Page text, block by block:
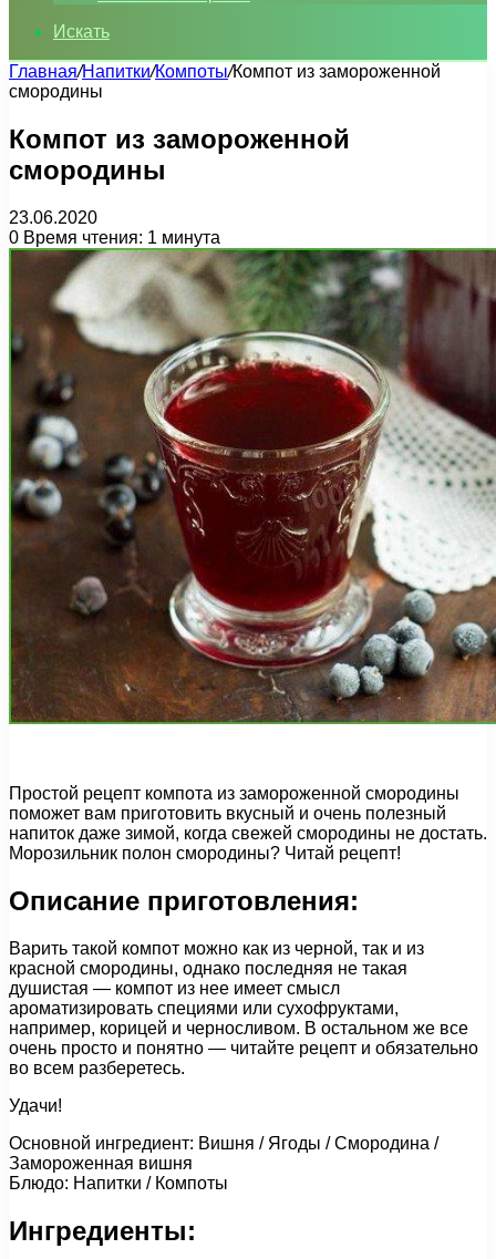
Искать
Главная/Напитки/Компоты/Компот из замороженной
смородины
Компот из замороженной
смородины
23.06.2020
0 Время чтения: 1 минута
Простой рецепт компота из замороженной смородины
поможет вам приготовить вкусный и очень полезный
напиток даже зимой, когда свежей смородины не достать.
Морозильник полон смородины? Читай рецепт!
Описание приготовления:
Варить такой компот можно как из черной, так и из
красной смородины, однако последняя не такая
душистая — компот из нее имеет смысл
ароматизировать специями или сухофруктами,
например, корицей и черносливом. В остальном же все
очень просто и понятно — читайте рецепт и обязательно
во всем разберетесь.
Удачи!
Основной ингредиент: Вишня / Ягоды / Cмородина /
Замороженная вишня
Блюдо: Напитки / Компоты
Ингредиенты: